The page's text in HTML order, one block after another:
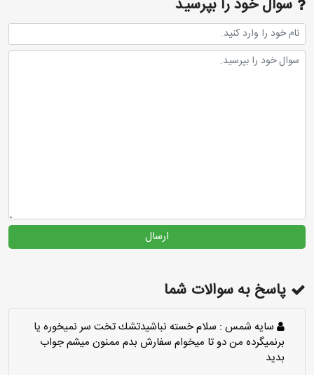
سوال خود را بپرسید
ارسال
پاسخ به سوالات شما
سايه شمس : سلام خسته نباشيدتشك تخت سر نميخوره يا
برنميگرده من دو تا ميخوام سفارش بدم ممنون ميشم جواب
بديد